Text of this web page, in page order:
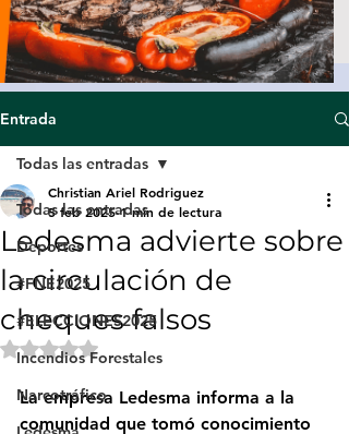
Entrada
Todas las entradas
Deportes
#FNE2025
#ELECCIONES2025
Incendios Forestales
Narcotráfico
Todas las entradas
Ledesma advierte sobre
la circulación de
cheques falsos
Christian Ariel Rodriguez
5 feb 2025 1 min de lectura
Obtuvo NaN de 5 estrellas.
La empresa Ledesma informa a la
comunidad que tomó conocimiento